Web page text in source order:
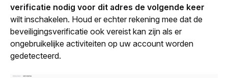
verificatie nodig voor dit adres de volgende keer
wilt inschakelen. Houd er echter rekening mee dat de
beveiligingsverificatie ook vereist kan zijn als er
ongebruikelijke activiteiten op uw account worden
gedetecteerd.